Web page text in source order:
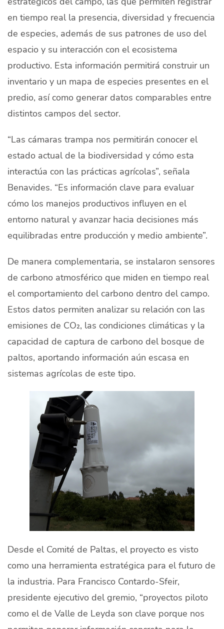
en tiempo real la presencia, diversidad y frecuencia
de especies, además de sus patrones de uso del
espacio y su interacción con el ecosistema
productivo. Esta información permitirá construir un
inventario y un mapa de especies presentes en el
predio, así como generar datos comparables entre
distintos campos del sector.
“Las cámaras trampa nos permitirán conocer el
estado actual de la biodiversidad y cómo esta
interactúa con las prácticas agrícolas”, señala
Benavides. “Es información clave para evaluar
cómo los manejos productivos influyen en el
entorno natural y avanzar hacia decisiones más
equilibradas entre producción y medio ambiente”.
De manera complementaria, se instalaron sensores
de carbono atmosférico que miden en tiempo real
el comportamiento del carbono dentro del campo.
Estos datos permiten analizar su relación con las
emisiones de CO₂, las condiciones climáticas y la
capacidad de captura de carbono del bosque de
paltos, aportando información aún escasa en
sistemas agrícolas de este tipo.
Desde el Comité de Paltas, el proyecto es visto
como una herramienta estratégica para el futuro de
la industria. Para Francisco Contardo-Sfeir,
presidente ejecutivo del gremio, “proyectos piloto
como el de Valle de Leyda son clave porque nos